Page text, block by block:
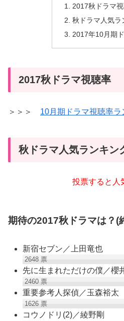
2017秋ドラマ
秋ドラマ人気ラ
2017年10月期
2017秋ドラマ視聴率
＞＞＞ 10月期ドラマ視聴率ラ
秋ドラマ人気ランキン
投票すると人
期待の2017秋ドラマは？(
新宿セブン／上田竜也
2648票
先に生まれただけの僕／櫻
2460票
重要参考人探偵／玉森裕太
1626票
コウノドリ(2)／綾野剛